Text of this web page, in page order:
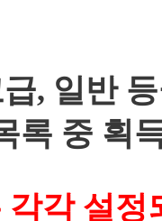
, 일반
록 중 획
각 설정